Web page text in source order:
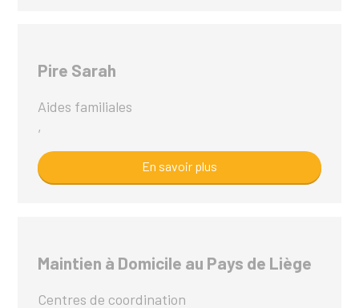
Pire Sarah
Aides familiales
,
En savoir plus
Maintien à Domicile au Pays de Liège
Centres de coordination